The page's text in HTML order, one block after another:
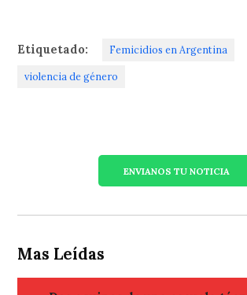
Etiquetado: Femicidios en Argentina
violencia de género
ENVIANOS TU NOTICIA
Mas Leídas